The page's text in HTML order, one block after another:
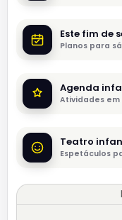
Este fim de
Planos para
Agenda
Atividades
Teatro
Espetáculos